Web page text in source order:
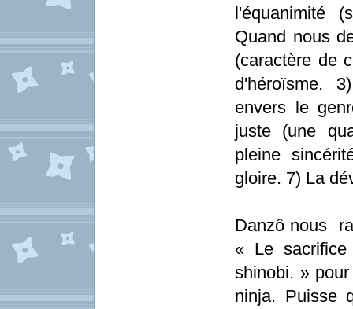
l'équanimité
Quand nous
(caractère de
d'héroïsme.
envers le
juste (une
pleine
gloire. 7) La
Danzô nous
« Le
shinobi. »
ninja. Puisse